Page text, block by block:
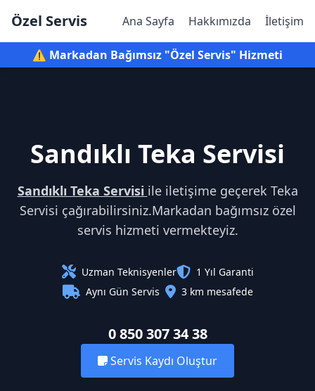
Özel Servis Ana Sayfa Hakkımızda İletişim
⚠️ Markadan Bağımsız "Özel Servis" Hizmeti
Sandıklı Teka Servisi
Sandıklı Teka Servisi ile iletişime geçerek Teka
Servisi çağırabilirsiniz.Markadan bağımsız özel
servis hizmeti vermekteyiz.
Uzman Teknisyenler
1 Yıl Garanti
Aynı Gün Servis
3 km mesafede
0 850 307 34 38
Servis Kaydı Oluştur